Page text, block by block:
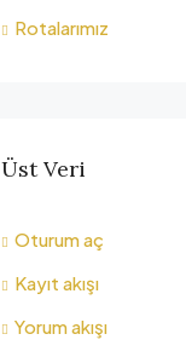
Rotalarımız
Üst Veri
Oturum aç
Kayıt akışı
Yorum akışı